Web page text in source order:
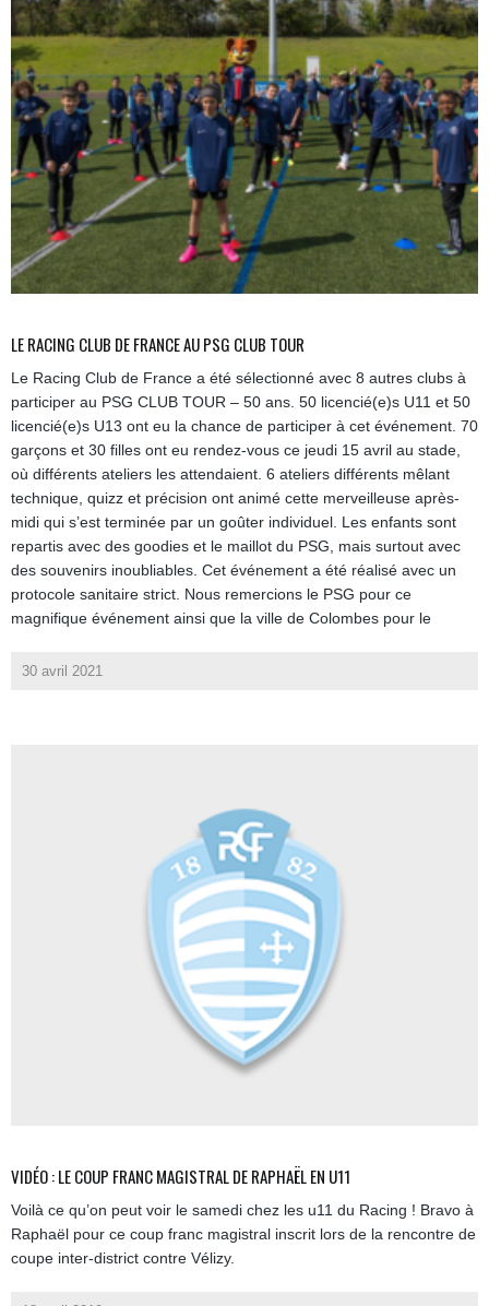
LE RACING CLUB DE FRANCE AU PSG CLUB TOUR
Le Racing Club de France a été sélectionné avec 8 autres clubs à
participer au PSG CLUB TOUR – 50 ans. 50 licencié(e)s U11 et 50
licencié(e)s U13 ont eu la chance de participer à cet événement. 70
garçons et 30 filles ont eu rendez-vous ce jeudi 15 avril au stade,
où différents ateliers les attendaient. 6 ateliers différents mêlant
technique, quizz et précision ont animé cette merveilleuse après-
midi qui s’est terminée par un goûter individuel. Les enfants sont
repartis avec des goodies et le maillot du PSG, mais surtout avec
des souvenirs inoubliables. Cet événement a été réalisé avec un
protocole sanitaire strict. Nous remercions le PSG pour ce
magnifique événement ainsi que la ville de Colombes pour le
30 avril 2021
VIDÉO : LE COUP FRANC MAGISTRAL DE RAPHAËL EN U11
Voilà ce qu’on peut voir le samedi chez les u11 du Racing ! Bravo à
Raphaël pour ce coup franc magistral inscrit lors de la rencontre de
coupe inter-district contre Vélizy.